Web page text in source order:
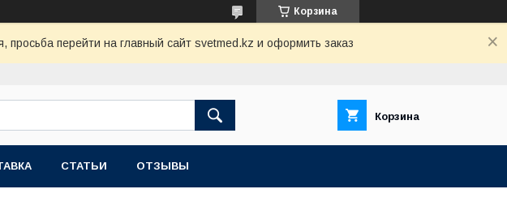
Корзина
перейти на главный сайт svetmed.kz и оформить заказ
Корзина
СТАТЬИ ОТЗЫВЫ